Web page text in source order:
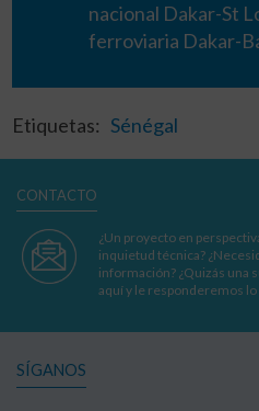
nacional Dakar-St
ferroviaria Dakar-
Etiquetas: Sénégal
CONTACTO
¿Un proyecto en
inquietud técnica?
información? ¿Quizás una
aquí y le responderemos
SÍGANOS